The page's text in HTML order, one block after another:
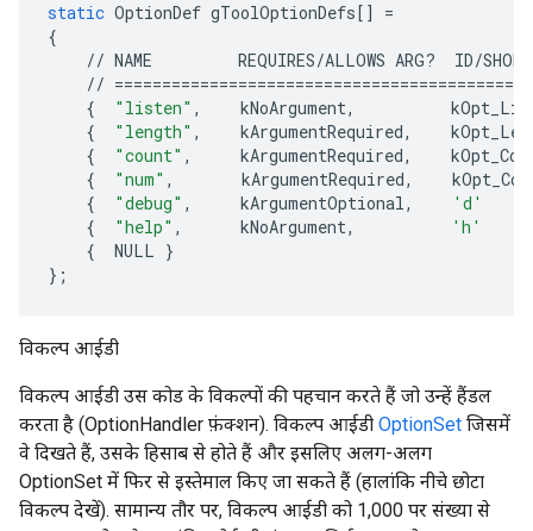
static OptionDef gToolOptionDefs[]
=
{
// NAME REQUIRES/ALLOWS ARG? ID/SHORT
//
{
"listen" , kNoArgument,
{
"length" , kArgumentRequired,
{
"count" , kArgumentRequired,
{
"num" , kArgumentRequired,
{
"debug" , kArgumentOptional,
'd'
{
"help" , kNoArgument,
'h'
{
NULL }
};
विकल्प आईडी
विकल्प आईडी उस कोड के विकल्पों की पहचान करते हैं जो उन्हें हैंडल
करता है (OptionHandler फ़ंक्शन). विकल्प आईडी OptionSet जिसमें
वे दिखते हैं, उसके हिसाब से होते हैं और इसलिए अलग-अलग
OptionSet में फिर से इस्तेमाल किए जा सकते हैं (हालांकि नीचे छोटा
विकल्प देखें). सामान्य तौर पर, विकल्प आईडी को 1,000 पर संख्या से